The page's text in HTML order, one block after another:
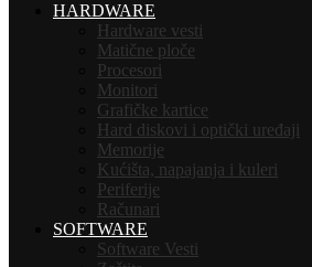
HARDWARE
Hardware vesti
Matične ploče
Procesori
Monitori
Grafičke kartice
Hard diskovi i optički uređaji
Memorije
Kućišta, napajanja i kuleri
Periferije
Računari
SOFTWARE
Software Vesti